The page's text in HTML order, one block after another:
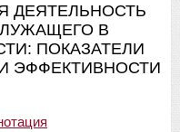
ДЕЯТЕЛЬНОСТЬ
В
ПОКАЗАТЕЛИ
ЭФФЕКТИВНОСТИ